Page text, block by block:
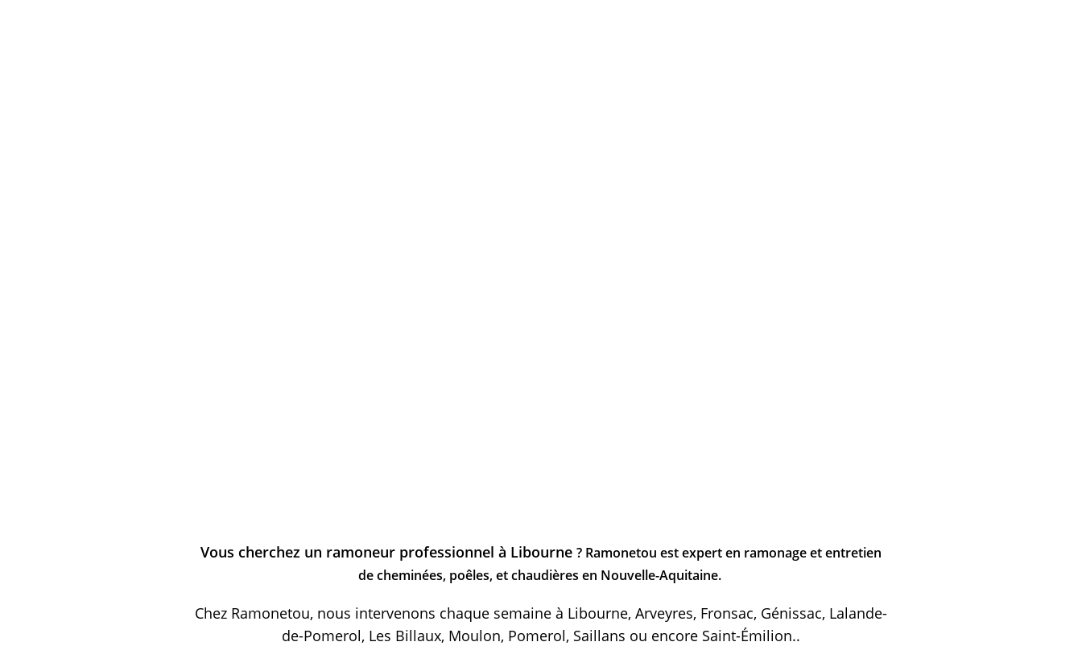
Vous cherchez un ramoneur professionnel à Libourne ? Ramonetou est expert en ramonage et entretien
de cheminées, poêles, et chaudières en Nouvelle-Aquitaine.
Chez Ramonetou, nous intervenons chaque semaine à Libourne, Arveyres, Fronsac, Génissac, Lalande-
de-Pomerol, Les Billaux, Moulon, Pomerol, Saillans ou encore Saint-Émilion..